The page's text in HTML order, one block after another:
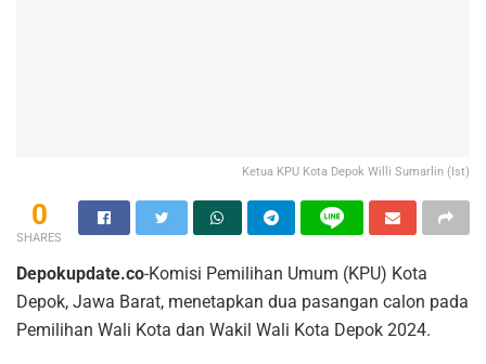
Ketua KPU Kota Depok Willi Sumarlin (Ist)
0
SHARES
Depokupdate.co-Komisi Pemilihan Umum (KPU) Kota
Depok, Jawa Barat, menetapkan dua pasangan calon pada
Pemilihan Wali Kota dan Wakil Wali Kota Depok 2024.